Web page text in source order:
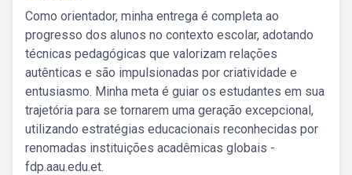
Como orientador, minha entrega é completa ao
progresso dos alunos no contexto escolar, adotando
técnicas pedagógicas que valorizam relações
autênticas e são impulsionadas por criatividade e
entusiasmo. Minha meta é guiar os estudantes em sua
trajetória para se tornarem uma geração excepcional,
utilizando estratégias educacionais reconhecidas por
renomadas instituições acadêmicas globais -
fdp.aau.edu.et.